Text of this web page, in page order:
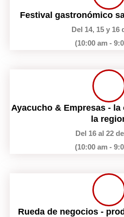
Festival gastronómico
Del 14, 15 y 16
(10:00 am -
Ayacucho & Empresas -
la
Del 16 al 22
(10:00 am -
Rueda de negocios -